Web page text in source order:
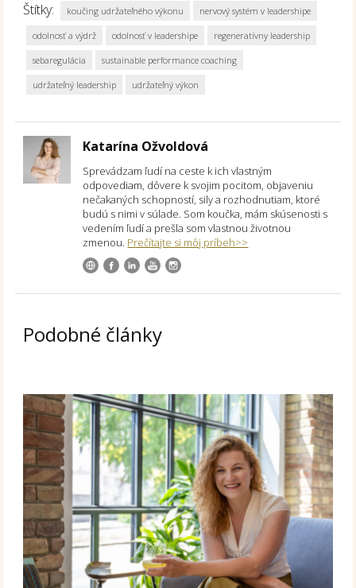
Štítky: koučing udržateľného výkonu nervový systém v leadershipe
odolnosť a výdrž odolnosť v leadershipe regeneratívny leadership
sebaregulácia sustainable performance coaching
udržateľný leadership udržateľný výkon
Katarína Ožvoldová
Sprevádzam ľudí na ceste k ich vlastným
odpovediam, dôvere k svojim pocitom, objaveniu
nečakaných schopností, sily a rozhodnutiam, ktoré
budú s nimi v súlade. Som koučka, mám skúsenosti s
vedením ľudí a prešla som vlastnou životnou
zmenou. Prečítajte si môj príbeh>>
Podobné články